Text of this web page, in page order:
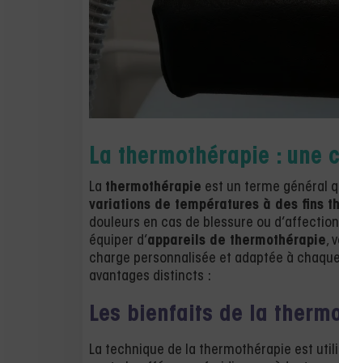
La thermothérapie : une
La thermothérapie est un terme général
variations de températures à des fins
douleurs en cas de blessure ou
équiper d’appareils de thermothérapie,
charge personnalisée et adaptée à
avantages distincts :
Les bienfaits de la
La technique de la thermothérapie est